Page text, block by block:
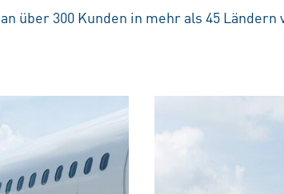
über 300 Kunden in mehr als 45 Ländern